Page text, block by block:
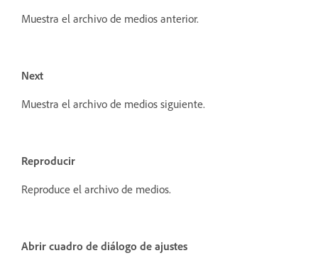
Muestra el archivo de medios anterior.
Next
Muestra el archivo de medios siguiente.
Reproducir
Reproduce el archivo de medios.
Abrir cuadro de diálogo de ajustes